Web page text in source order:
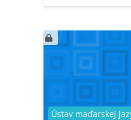
Kategória kurzu